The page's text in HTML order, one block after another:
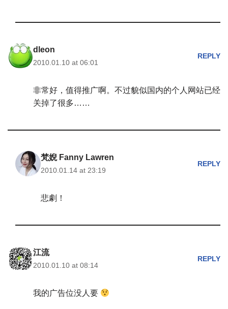
dleon
2010.01.10 at 06:01
REPLY
非常好，值得推广啊。不过貌似国内的个人网站已经
关掉了很多……
梵婗 Fanny Lawren
2010.01.14 at 23:19
REPLY
悲劇！
江流
2010.01.10 at 08:14
REPLY
我的广告位没人要